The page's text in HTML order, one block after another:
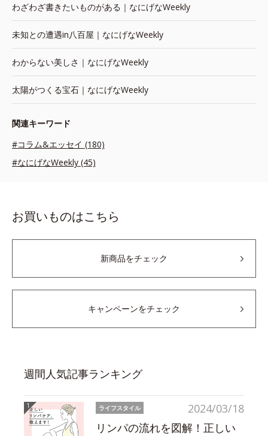
わざわざ書きたいものがある｜なにげなWeekly
未知との遭遇in八百屋｜なにげなWeekly
わからない美しさ｜なにげなWeekly
太陽がつくる宝石｜なにげなWeekly
関連キーワード
#コラム&エッセイ (180)
#なにげなWeekly (45)
お買いものはこちら
新商品をチェック
キャンペーンをチェック
週間人気記事ランキング
2024/03/18
ライフスタイル
リンパの流れを図解！正しい